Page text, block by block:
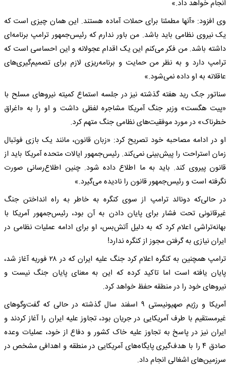
انجام خواهد داد.»
وی افزود: «آنها مطمئنا برای حملات آماده هستند. این همان چیزی است که
یک نیروی نظامی باید باشد. من باور ندارم که رئیس‌جمهور ترامپ برنامه‌ای
داشته باشد. من فکر می‌کنم این یک اقدام عجولانه و این احساسی است که
ترامپ دارد و به نظر من حمایت و برنامه‌ریزی لازم برای تصمیم‌گیری‌های
عاقلانه به او داده نمی‌شود.»
سناتور جک رید هفته گذشته نیز در جلسه استماع کمیته نیروهای مسلح با
«پیت هگست» وزیر جنگ آمریکا مشاجره لفظی داشت و او را به «اغراق
خطرناک» در مورد موفقیت‌های نظامی جنگ متهم کرد.
او در ادامه مصاحبه خود تصریح کرد: «زبان قانون، مانند یک بازی فوتبال
زمان استراحت را پیش‌بینی نمی‌کند. رئیس‌جمهور ایالات متحده آمریکا باید از
قانون پیروی کند. باید به ما اطلاع داده شود. چنین اطلاع‌رسانی‌ صورت
نگرفته است و رئیس‌جمهور قانون را نادیده می‌گیرد.»
در حالی‌که دونالد ترامپ از سوی کنگره به خاطر به راه انداختن جنگ
غیرقانونی تحت فشار برای پایان دادن به آن بود، رئیس‌جمهور آمریکا با
بهانه‌تراشی اعلام کرد که به دلیل آتش‌بس، او برای ادامه عملیات نظامی در
ایران نیازی به گرفتن مجوز از کنگره ندارد!
ترامپ همچنین به کنگره اعلام کرد جنگ علیه ایران که در ۲۸ فوریه آغاز شد،
پایان یافته است اما تاکید کرده که این به معنای پایان جنگ نیست و
نیروهای خود را در منطقه حفظ خواهد کرد.
آمریکا و رژیم صهیونیستی ۹ اسفند سال گذشته در حالی‌ که گفت‌وگوهای
غیرمستقیم با طرف آمریکایی در جریان بود، تجاوز علیه ایران را آغاز کردند و
ایران نیز در پاسخ به تجاوز علیه خاک کشور و دفاع از خود، عملیات وعده
صادق ۴ را با هدف‌گیری پایگاه‌های آمریکایی در منطقه و اهدافی مشخص در
سرزمین‌های اشغالی انجام داد.